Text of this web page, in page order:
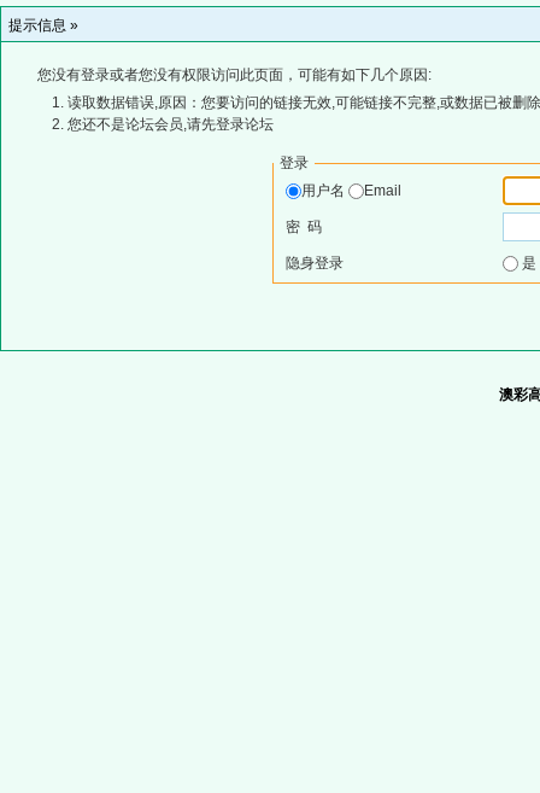
提示信息 »
您没有登录或者您没有权限访问此页面，可能有如下几个原因:
读取数据错误,原因：您要访问的链接无效,可能链接不完整,或数据已被删
您还不是论坛会员,请先登录论坛
登录
用户名
Email
密 码
隐身登录
澳彩